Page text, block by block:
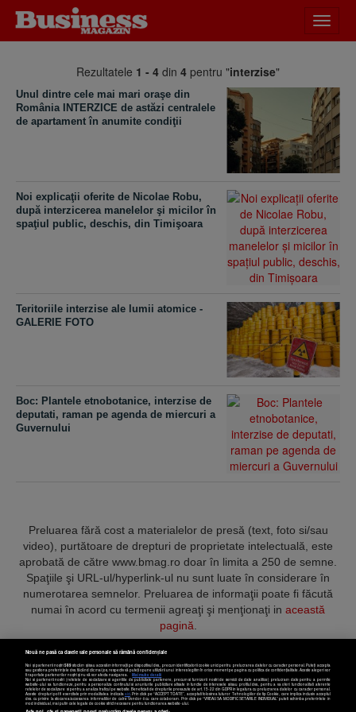
meniu
Rezultatele 1 - 4 din 4 pentru "interzise"
Unul dintre cele mai mari oraşe din
România INTERZICE de astăzi centralele
de apartament în anumite condiţii
Noi explicaţii oferite de Nicolae Robu,
după interzicerea manelelor şi micilor în
spaţiul public, deschis, din Timişoara
Teritoriile interzise ale lumii atomice -
GALERIE FOTO
Boc: Plantele etnobotanice, interzise de
deputati, raman pe agenda de miercuri a
Guvernului
Preluarea fără cost a materialelor de presă (text, foto si/sau
video), purtătoare de drepturi de proprietate intelectuală, este
aprobată de către www.bmag.ro doar în limita a 250 de semne.
Spaţiile şi URL-ul/hyperlink-ul nu sunt luate în considerare în
numerotarea semnelor. Preluarea de informaţii poate fi făcută
numai în acord cu termenii agreaţi şi menţionaţi in această
pagină.
Termeni și condiții Confidențialitate Cookies Contact
Nouă ne pasă ca datele tale personale să rămână confidențiale
Noi și partenerii noștri589stocăm și/sau accesăm informații pe dispozitivul dvs., precum identificatorii cookie unici pentru prelucrarea datelor cu caracter personal. Puteți accepta
sau gestiona preferințele dvs. făcând clic mai jos, respectiv vă puteți opune utilizării unui interes legitim în orice moment pe pagina cu politica de confidențialitate. Aceste alegeri vor
fi raportate partenerilor noștri și nu vă vor afecta navigarea.
Mai multe detalii
Noi si partenerii nostri (retelele de socializare si agentiile de publicitate partenere, precum si furnizorii nostri de servicii de date analitice) prelucram date pentru a permite
website-ului sa functioneze, pentru a personaliza continutul si anunturile publicitare afisate in functie de interesele si/sau profilul dvs., pentru a va oferi functionalitati aferente
retelelor de socializare si pentru a analiza traficul pe website. Beneficiati de drepturile prevazute de art. 15-22 din GDPR in legatura cu prelucrarea datelor cu caracter personal.
Aceste drepturi pot fi exercitate prin modalitatea indicataaici. Prin click pe “ACCEPT TOATE”, acceptati folosirea tuturor Tehnologiilor de tip Cookie, care implica inclusiv acceptul
dvs. cu privire la stocarea/accesarea informatiilor de catre Vendor-ii cu care colaboram. Prin click pe “VREAU SA MODIFIC SETARILE INDIVIDUAL” puteti schimba preferintele in
mod individual, mai putin cele legate de cookie strict necesare pentru functionarea website-ului.